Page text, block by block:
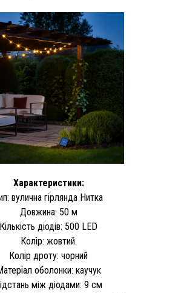
Характеристики:
вулична гірлянда Нитка
Довжина: 50 м
Кількість діодів: 500 LED
Колір: жовтий.
Колір дроту: чорний
оболонки: каучук
між діодами: 9 см